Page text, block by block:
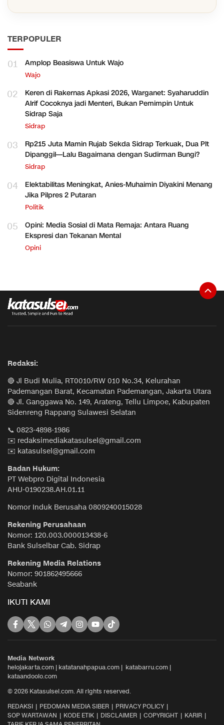
TERPOPULER
01 Amplop Beasiswa Untuk Wajo
Wajo
02
Keren di Rakernas Apkasi 2026, Warganet: Syaharuddin
Alrif Cocoknya jadi Menteri, Bukan Pemimpin Untuk
Sidrap Saja
Sidrap
03
Rp215 Juta Mamin Rujab Sekda Sidrap Terkuak, Dua Plt
Dipanggil—Lalu Bagaimana dengan Sudirman Bungi?
Sidrap
04
Elektabilitas Meningkat, Anies-Muhaimin Diyakini Menang
Jika Pilpres 2 Putaran
Politik
05
Opini: Media Sosial di Mata Remaja: Antara Ruang
Ekspresi dan Tekanan Mental
Opini
Redaksi:
🔴 Jl Budi Mulia, RT0010/RW 010 No.34, Kelurahan
Pademangan Barat, Kecamatan Pademangan, Jakarta Utara
🔴 Jl. Ganggawa No. 149, Arateng, Tellu Limpoe, Kabupaten
Sidenreng Rappang Sulawesi Selatan
📞 0823-4898-1986
✉️ redaksimediakatasulsel@gmail.com
✉️ katasulsel@gmail.com
Badan Hukum:
PT Webpro Digital Indonesia
AHU-0190238.AH.01.11
Nomor Induk Berusaha 0809240015028
Rekening Perusahaan
Nomor: 120.003.000013438-6
Bank Sulselbar Cab. Sidrap
Rekening Media Relations
Nomor: 901862495666
Seabank
IKUTI KAMI
Media Network
helojakarta.com | katatanahpapua.com | katabarru.com |
kataandoolo.com
© 2026 Katasulsel.com. All rights reserved.
REDAKSI
PEDOMAN MEDIA SIBER
PRIVACY POLICY
SOP WARTAWAN
KODE ETIK DISCLAIMER COPYRIGHT
KARIR